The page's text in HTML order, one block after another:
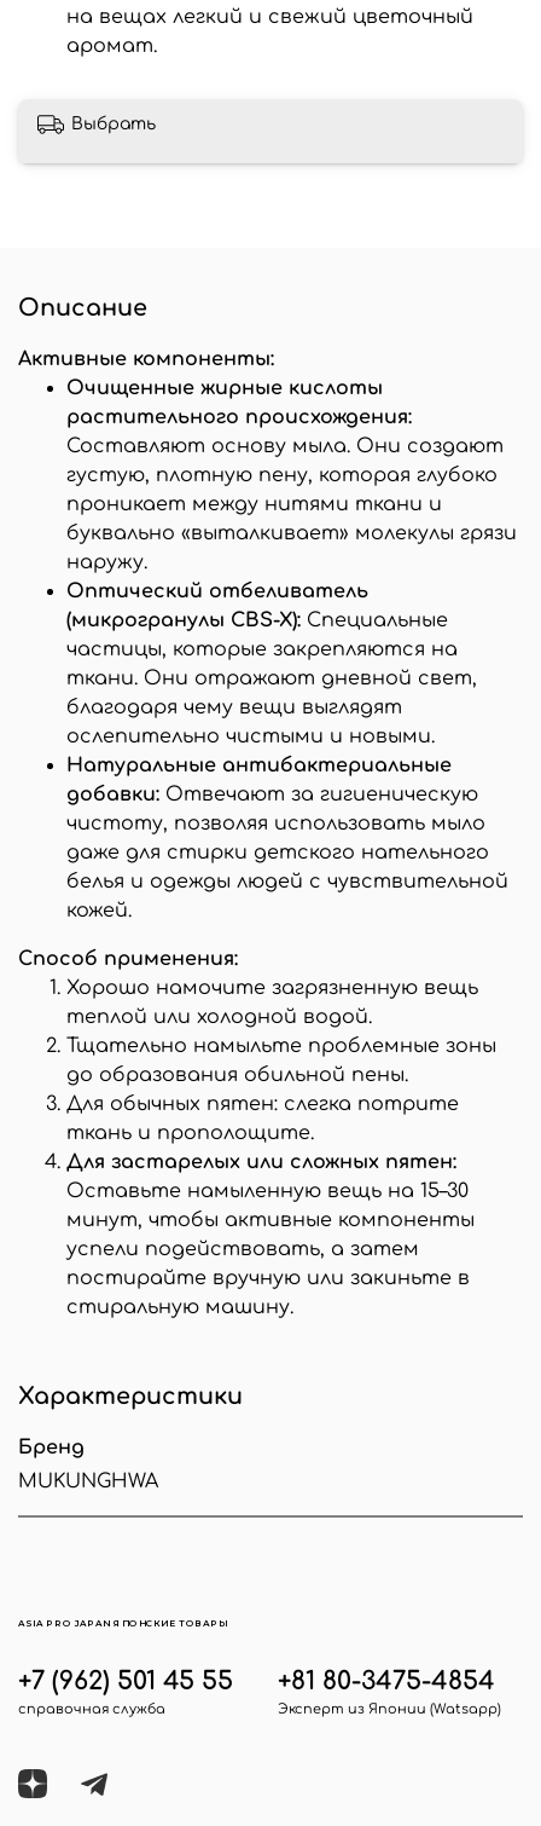
на вещах легкий и свежий цветочный
аромат.
Выбрать
Описание
Активные компоненты:
Очищенные жирные кислоты
растительного происхождения:
Составляют основу мыла. Они создают
густую, плотную пену, которая глубоко
проникает между нитями ткани и
буквально «выталкивает» молекулы грязи
наружу.
Оптический отбеливатель
(микрогранулы CBS-X): Специальные
частицы, которые закрепляются на
ткани. Они отражают дневной свет,
благодаря чему вещи выглядят
ослепительно чистыми и новыми.
Натуральные антибактериальные
добавки: Отвечают за гигиеническую
чистоту, позволяя использовать мыло
даже для стирки детского нательного
белья и одежды людей с чувствительной
кожей.
Способ применения:
Хорошо намочите загрязненную вещь
теплой или холодной водой.
Тщательно намыльте проблемные зоны
до образования обильной пены.
Для обычных пятен: слегка потрите
ткань и прополощите.
Для застарелых или сложных пятен:
Оставьте намыленную вещь на 15–30
минут, чтобы активные компоненты
успели подействовать, а затем
постирайте вручную или закиньте в
стиральную машину.
Характеристики
Бренд
MUKUNGHWA
+7 (962) 501 45 55
справочная служба
+81 80-3475-4854
Эксперт из Японии (Watsapp)
ASIA PRO JAPAN ЯПОНСКИЕ ТОВАРЫ